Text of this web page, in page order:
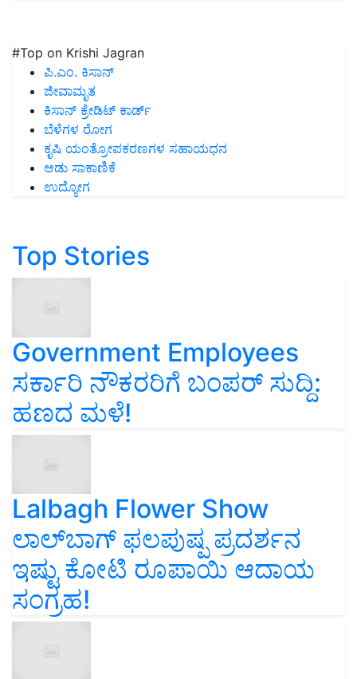
#Top on Krishi Jagran
ಪಿ.ಎಂ. ಕಿಸಾನ್
ಜೀವಾಮೃತ
ಕಿಸಾನ್ ಕ್ರೇಡಿಟ್ ಕಾರ್ಡ್
ಬೆಳೆಗಳ ರೋಗ
ಕೃಷಿ ಯಂತ್ರೋಪಕರಣಗಳ ಸಹಾಯಧನ
ಆಡು ಸಾಕಾಣಿಕೆ
ಉದ್ಯೋಗ
Top Stories
Government Employees
ಸರ್ಕಾರಿ ನೌಕರರಿಗೆ ಬಂಪರ್‌ ಸುದ್ದಿ:
ಹಣದ ಮಳೆ!
Lalbagh Flower Show
ಲಾಲ್‌ಬಾಗ್ ಫಲಪುಷ್ಪ ಪ್ರದರ್ಶನ
ಇಷ್ಟು ಕೋಟಿ ರೂಪಾಯಿ ಆದಾಯ
ಸಂಗ್ರಹ!